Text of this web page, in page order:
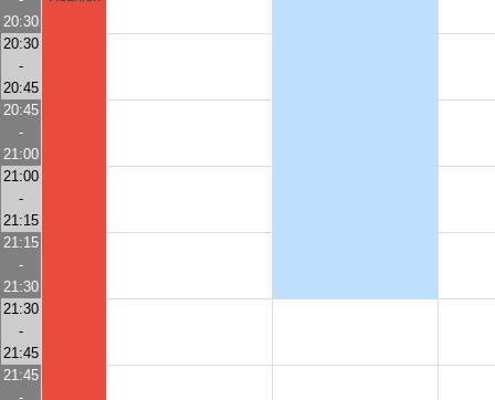
20:30
20:30
-
20:45
20:45
-
21:00
21:00
-
21:15
21:15
-
21:30
21:30
-
21:45
21:45